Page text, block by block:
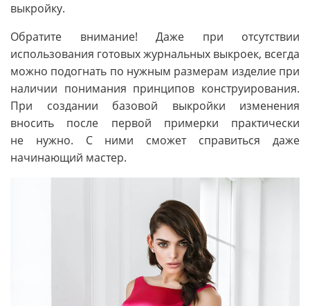
выкройку.
Обратите внимание! Даже при отсутствии
использования готовых журнальных выкроек, всегда
можно подогнать по нужным размерам изделие при
наличии понимания принципов конструирования.
При создании базовой выкройки изменения
вносить после первой примерки практически
не нужно. С ними сможет справиться даже
начинающий мастер.